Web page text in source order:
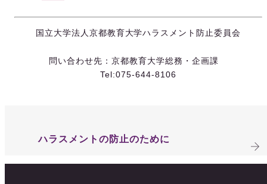
国立大学法人京都教育大学ハラスメント防止委員会
問い合わせ先：京都教育大学総務・企画課
Tel:075-644-8106
ハラスメントの防止のために